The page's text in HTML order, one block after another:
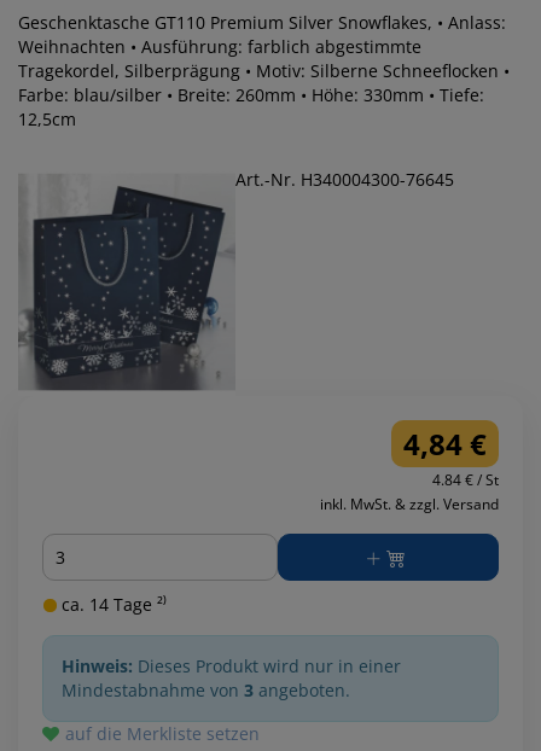
Geschenktasche GT110 Premium Silver Snowflakes, • Anlass:
Weihnachten • Ausführung: farblich abgestimmte
Tragekordel, Silberprägung • Motiv: Silberne Schneeflocken •
Farbe: blau/silber • Breite: 260mm • Höhe: 330mm • Tiefe:
12,5cm
Art.-Nr. H340004300-76645
4,84 €
4.84 € / St
inkl. MwSt. & zzgl. Versand
Menge
ca. 14 Tage ²⁾
Hinweis: Dieses Produkt wird nur in einer
Mindestabnahme von 3 angeboten.
auf die Merkliste setzen